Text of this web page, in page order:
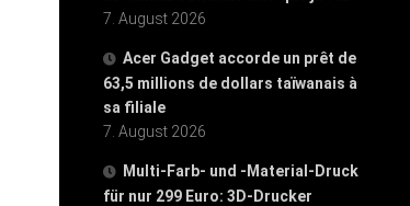
7. August 2026
Acer Gadget accorde un prêt de
63,5 millions de dollars taïwanais à
sa filiale
7. August 2026
Multi-Farb- und -Material-Druck
für nur 299 Euro: 3D-Drucker